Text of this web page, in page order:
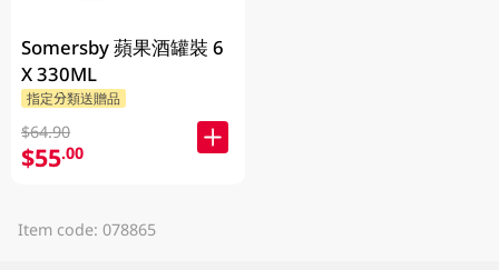
Somersby 蘋果酒罐裝 6
X 330ML
指定分類送贈品
$64.90
$55.00
Item code: 078865